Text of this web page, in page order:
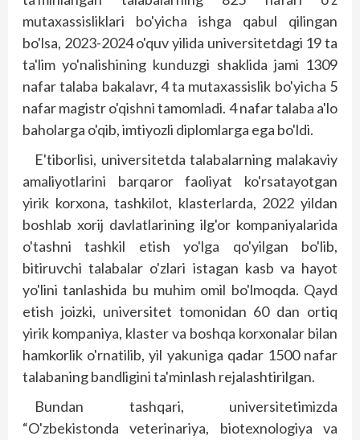
mutaxassisliklari bo'yicha ishga qabul qilingan
bo'lsa, 2023-2024 o'quv yilida universitetdagi 19 ta
ta'lim yo'nalishining kunduzgi shaklida jami 1309
nafar talaba bakalavr, 4 ta mutaxassislik bo'yicha 5
nafar magistr o'qishni tamomladi. 4 nafar talaba a'lo
baholarga o'qib, imtiyozli diplomlarga ega bo'ldi.
E'tiborlisi, universitetda talabalarning malakaviy
amaliyotlarini barqaror faoliyat ko'rsatayotgan
yirik korxona, tashkilot, klasterlarda, 2022 yildan
boshlab xorij davlatlarining ilg'or kompaniyalarida
o'tashni tashkil etish yo'lga qo'yilgan bo'lib,
bitiruvchi talabalar o'zlari istagan kasb va hayot
yo'lini tanlashida bu muhim omil bo'lmoqda. Qayd
etish joizki, universitet tomonidan 60 dan ortiq
yirik kompaniya, klaster va boshqa korxonalar bilan
hamkorlik o'rnatilib, yil yakuniga qadar 1500 nafar
talabaning bandligini ta'minlash rejalashtirilgan.
Bundan tashqari, universitetimizda
“O'zbekistonda veterinariya, biotexnologiya va